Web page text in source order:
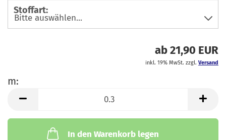
Stoffart:
ab 21,90 EUR
inkl. 19% MwSt. zzgl. Versand
m:
In den Warenkorb legen